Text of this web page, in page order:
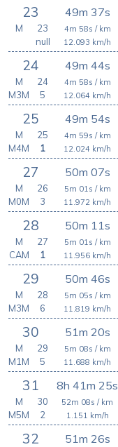
23 49m 37s
4m 58s / km
12.093 km/h
M
23
null
24 49m 44s
4m 58s / km
12.064 km/h
M
24
M3M
5
25 49m 54s
4m 59s / km
12.024 km/h
M
25
M4M
1
27 50m 07s
5m 01s / km
11.972 km/h
M
26
M0M
3
28 50m 11s
5m 01s / km
11.956 km/h
M
27
CAM
1
29 50m 46s
5m 05s / km
11.819 km/h
M
28
M3M
6
30 51m 20s
5m 08s / km
11.688 km/h
M
29
M1M
5
31 8h 41m 25s
52m 08s / km
1.151 km/h
M
30
M5M
2
32 51m 26s